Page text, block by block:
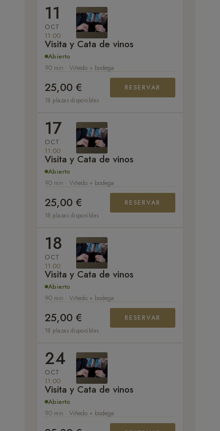
11
OCT
11:00
Visita y Cata de vinos
Abierto
90 min · Viñedo + bodega
25,00 € RESERVAR
18 plazas disponibles
17
OCT
11:00
Visita y Cata de vinos
Abierto
90 min · Viñedo + bodega
25,00 € RESERVAR
18 plazas disponibles
18
OCT
11:00
Visita y Cata de vinos
Abierto
90 min · Viñedo + bodega
25,00 € RESERVAR
18 plazas disponibles
24
OCT
11:00
Visita y Cata de vinos
Abierto
90 min · Viñedo + bodega